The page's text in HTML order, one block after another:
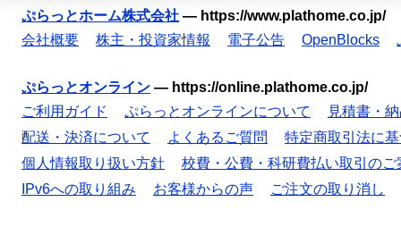
ぷらっとホーム株式会社 — https://www.plathome.co.jp/
会社概要
株主・投資家情報 電子公告 OpenBlocks
ぷらっとオンライン — https://online.plathome.co.jp/
ご利用ガイド
ぷらっとオンラインについて
見積書・
配送・決済について
よくあるご質問
特定商取引法に
個人情報取り扱い方針
校費・公費・科研費払い取引のご
IPv6への取り組み
お客様からの声 ご注文の取り消し